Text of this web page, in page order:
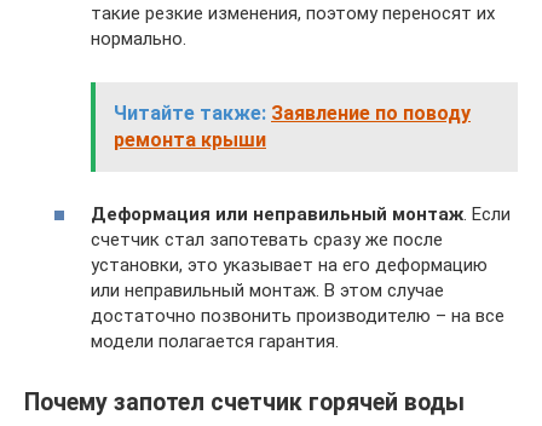
такие резкие изменения, поэтому переносят их
нормально.
Читайте также: Заявление по поводу
ремонта крыши
Деформация или неправильный монтаж . Если
счетчик стал запотевать сразу же после
установки, это указывает на его деформацию
или неправильный монтаж. В этом случае
достаточно позвонить производителю – на все
модели полагается гарантия.
Почему запотел счетчик горячей воды